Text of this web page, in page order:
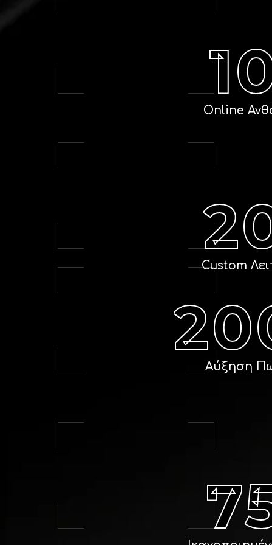
Online
Custom
Αύξηση